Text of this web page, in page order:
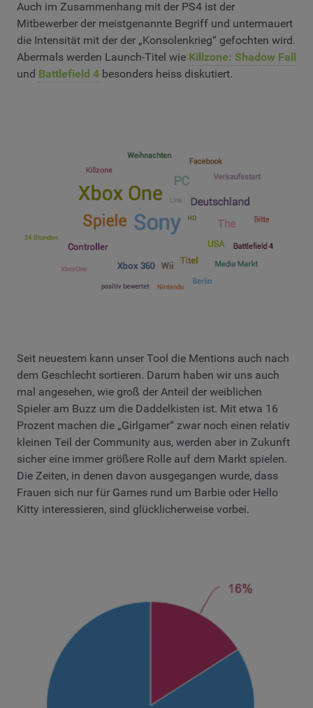
Auch im Zusammenhang mit der PS4 ist der
Mitbewerber der meistgenannte Begriff und untermauert
die Intensität mit der der „Konsolenkrieg“ gefochten wird.
Abermals werden Launch-Titel wie Killzone: Shadow Fall
und Battlefield 4 besonders heiss diskutiert.
Seit neuestem kann unser Tool die Mentions auch nach
dem Geschlecht sortieren. Darum haben wir uns auch
mal angesehen, wie groß der Anteil der weiblichen
Spieler am Buzz um die Daddelkisten ist. Mit etwa 16
Prozent machen die „Girlgamer“ zwar noch einen relativ
kleinen Teil der Community aus, werden aber in Zukunft
sicher eine immer größere Rolle auf dem Markt spielen.
Die Zeiten, in denen davon ausgegangen wurde, dass
Frauen sich nur für Games rund um Barbie oder Hello
Kitty interessieren, sind glücklicherweise vorbei.